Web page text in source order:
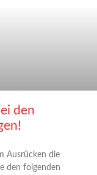
den
Ausrücken die
den folgenden